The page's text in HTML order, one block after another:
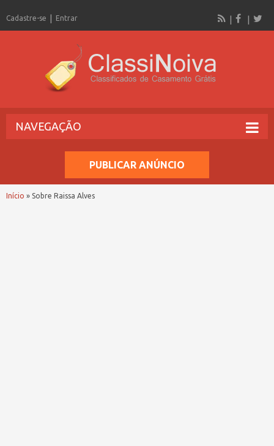
Cadastre-se Entrar
NAVEGAÇÃO
PUBLICAR ANÚNCIO
Início » Sobre Raissa Alves